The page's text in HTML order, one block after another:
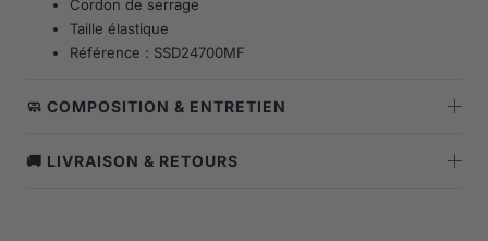
Cordon de serrage
Taille élastique
Référence : SSD24700MF
🧼 COMPOSITION & ENTRETIEN
🚚 LIVRAISON & RETOURS